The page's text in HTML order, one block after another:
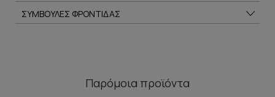
ΣΥΜΒΟΥΛΕΣ ΦΡΟΝΤΙΔΑΣ
Παρόμοια προϊόντα